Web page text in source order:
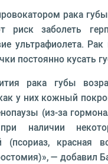
рака губы
риск заболеть
ультрафиолета.
постоянно кусать
рака губы
у них кожный
(из-за
наличии
(псориаз, красная
— добавил